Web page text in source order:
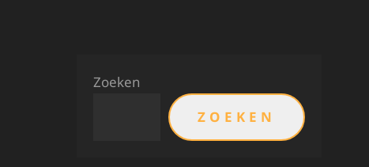
Zoeken
ZOEKEN